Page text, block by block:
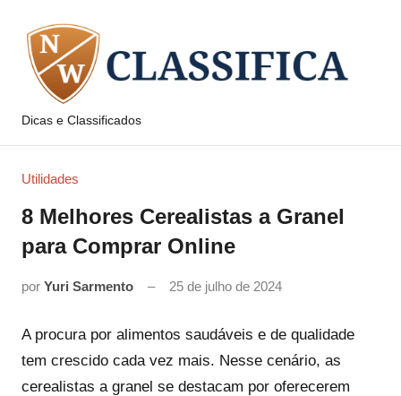
para
conteúdo
Dicas e Classificados
Utilidades
8 Melhores Cerealistas a Granel
para Comprar Online
por Yuri Sarmento 25 de julho de 2024
A procura por alimentos saudáveis e de qualidade
tem crescido cada vez mais. Nesse cenário, as
cerealistas a granel se destacam por oferecerem